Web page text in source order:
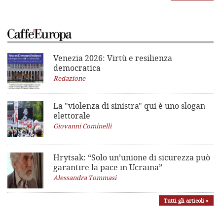
Venezia 2026: Virtù e resilienza
democratica
Redazione
La "violenza di sinistra" qui è uno slogan
elettorale
Giovanni Cominelli
Hrytsak: “Solo un’unione di sicurezza può
garantire la pace in Ucraina”
Alessandra Tommasi
Tutti gli articoli »